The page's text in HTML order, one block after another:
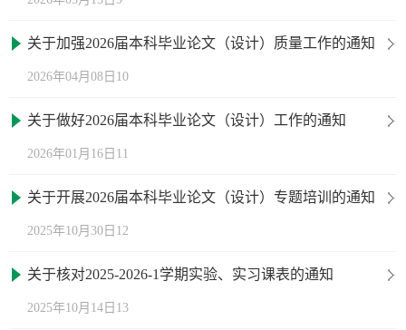
关于加强2026届本科毕业论文（设计）质量工作的通知
2026年04月08日10
关于做好2026届本科毕业论文（设计）工作的通知
2026年01月16日11
关于开展2026届本科毕业论文（设计）专题培训的通知
2025年10月30日12
关于核对2025-2026-1学期实验、实习课表的通知
2025年10月14日13